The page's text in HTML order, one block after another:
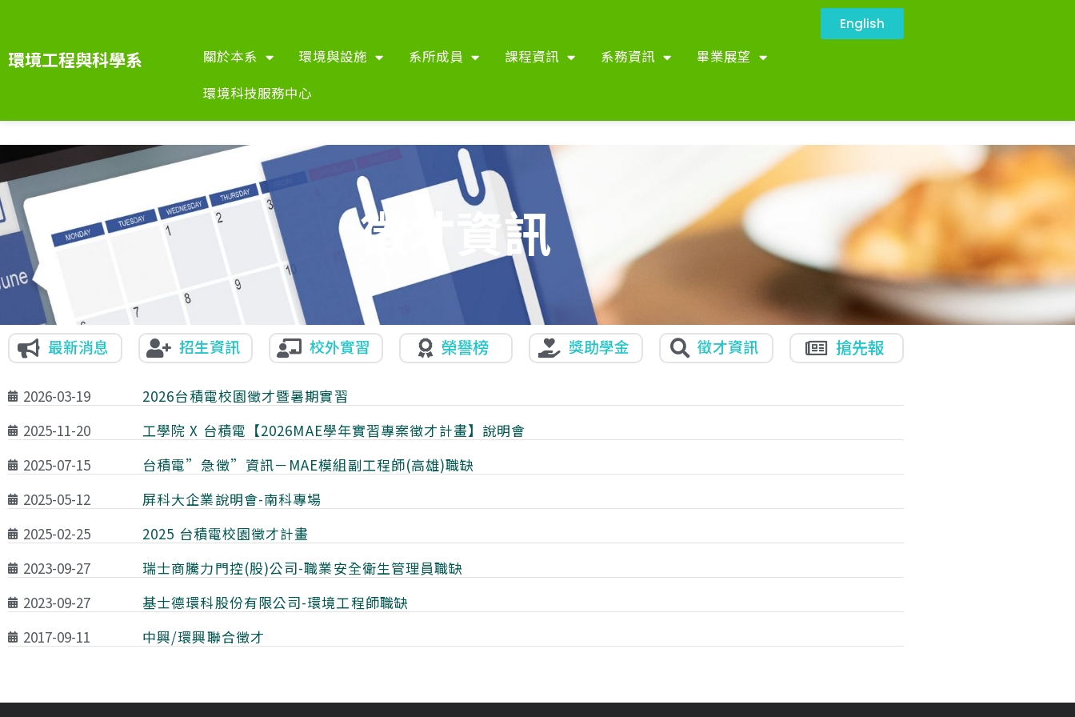
環境工程與科學系
English
關於本系 環境與設施 系所成員 課程資訊 系務資訊
畢業展望
環境科技服務中心
徵才資訊
最新消息 招生資訊 校外實習 榮譽榜 獎助學金 徵才資訊 搶先報
2026-03-19
2026台積電校園徵才暨暑期實習
2025-11-20
工學院 X 台積電【2026MAE學年實習專案徵才計畫】說明會
2025-07-15
台積電”急徵”資訊－MAE模組副工程師(高雄)職缺
2025-05-12
屏科大企業說明會-南科專場
2025-02-25
2025 台積電校園徵才計畫
2023-09-27
瑞士商騰力門控(股)公司-職業安全衛生管理員職缺
2023-09-27
基士德環科股份有限公司-環境工程師職缺
2017-09-11
中興/環興聯合徵才